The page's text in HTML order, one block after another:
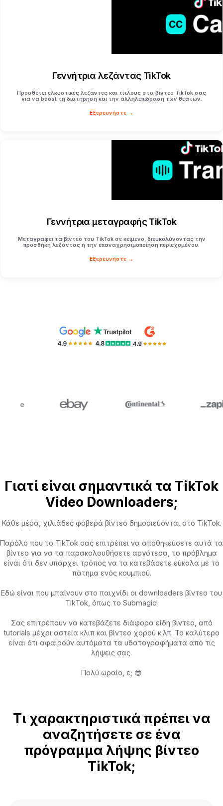
Γεννήτρια λεζάντας TikTok
Προσθέτει ελκυστικές λεζάντες και τίτλους στα βίντεο TikTok σας
για να boost τη διατήρηση και την αλληλεπίδραση των θεατών.
Εξερευνήστε →
Γεννήτρια μεταγραφής TikTok
Μεταγράφει τα βίντεο του TikTok σε κείμενο, διευκολύνοντας την
προσθήκη λεζάντας ή την επαναχρησιμοποίηση περιεχομένου.
Εξερευνήστε →
Γιατί είναι σημαντικά τα TikTok
Video Downloaders;
Κάθε μέρα, χιλιάδες φοβερά βίντεο δημοσιεύονται στο TikTok.
Παρόλο που το TikTok σας επιτρέπει να αποθηκεύσετε αυτά τα
βίντεο για να τα παρακολουθήσετε αργότερα, το πρόβλημα
είναι ότι δεν υπάρχει τρόπος να τα κατεβάσετε εύκολα με το
πάτημα ενός κουμπιού.
Εδώ είναι που μπαίνουν στο παιχνίδι οι downloaders βίντεο του
TikTok, όπως το Submagic!
Σας επιτρέπουν να κατεβάζετε διάφορα είδη βίντεο, από
tutorials μέχρι αστεία κλιπ και βίντεο χορού κ.λπ. Το καλύτερο
είναι ότι αφαιρούν αυτόματα τα υδατογραφήματα από τις
λήψεις σας.
Πολύ ωραίο, ε; 😎
Τι χαρακτηριστικά πρέπει να
αναζητήσετε σε ένα
πρόγραμμα λήψης βίντεο
TikTok;